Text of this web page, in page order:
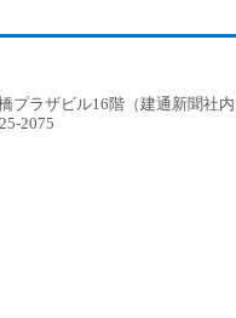
プラザビル16階（建通新聞社
2075